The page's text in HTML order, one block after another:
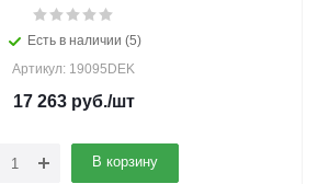
Есть в наличии (5)
Артикул: 19095DEK
17 263руб./шт
В корзину